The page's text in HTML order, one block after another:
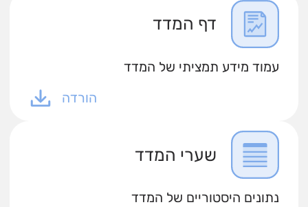
דף המדד
עמוד מידע תמציתי של המדד
הורדה
שערי המדד
נתונים היסטוריים של המדד